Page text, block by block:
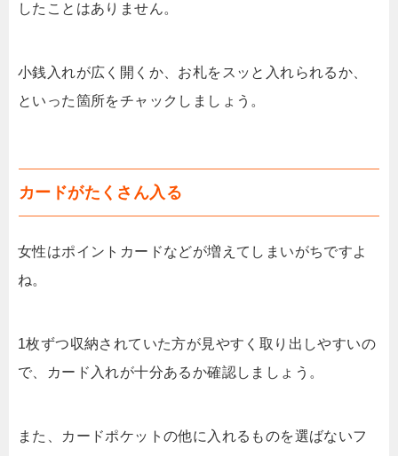
したことはありません。
小銭入れが広く開くか、お札をスッと入れられるか、
といった箇所をチャックしましょう。
カードがたくさん入る
女性はポイントカードなどが増えてしまいがちですよ
ね。
1枚ずつ収納されていた方が見やすく取り出しやすいの
で、カード入れが十分あるか確認しましょう。
また、カードポケットの他に入れるものを選ばないフ